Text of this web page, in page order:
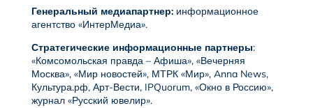
Генеральный медиапартнер: информационное
агентство «ИнтерМедиа».
Стратегические информационные партнеры:
«Комсомольская правда – Афиша», «Вечерняя
Москва», «Мир новостей», МТРК «Мир», Anna News,
Культура.рф, Арт-Вести, IPQuorum, «Окно в Россию»,
журнал «Русский ювелир».